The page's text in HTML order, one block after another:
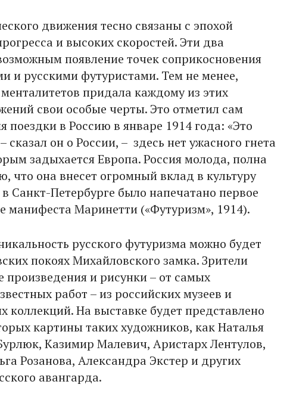
движения тесно связаны с эпохой
и высоких скоростей. Эти два
появление точек соприкосновения
и русскими футуристами. Тем не менее,
менталитетов придала каждому из этих
свои особые черты. Это отметил сам
поездки в Россию в январе 1914 года: «Это
сказал он о России, – здесь нет ужасного гнета
задыхается Европа. Россия молода, полна
что она внесет огромный вклад в культуру
Санкт-Петербурге было напечатано первое
манифеста Маринетти («Футуризм», 1914).
русского футуризма можно будет
покоях Михайловского замка. Зрители
и рисунки – от самых
работ – из российских музеев и
коллекций. На выставке будет представлено
картины таких художников, как Наталья
Казимир Малевич, Аристарх Лентулов,
Розанова, Александра Экстер и других
авангарда.